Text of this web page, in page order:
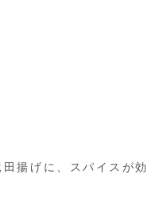
揚げに、スパイスが効